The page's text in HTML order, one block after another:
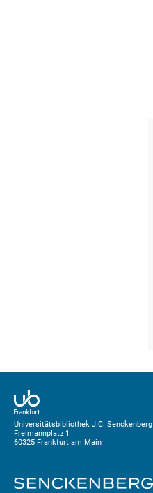
Universitätsbibliothek J.C. Senckenberg
Freimannplatz 1
60325 Frankfurt am Main